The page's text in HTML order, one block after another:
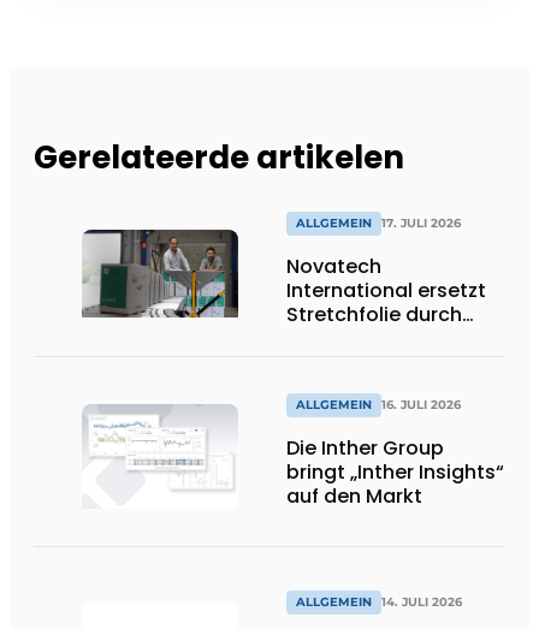
Gerelateerde artikelen
ALLGEMEIN 17. JULI 2026
Novatech
International ersetzt
Stretchfolie durch
return2sender
ALLGEMEIN 16. JULI 2026
Die Inther Group
bringt „Inther Insights“
auf den Markt
ALLGEMEIN 14. JULI 2026